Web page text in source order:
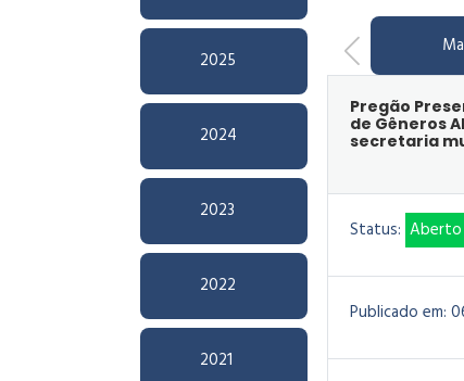
2025
2024
2023
2022
2021
Pregão
de Gêneros
secretaria
Status: Aberto
Publicado em: